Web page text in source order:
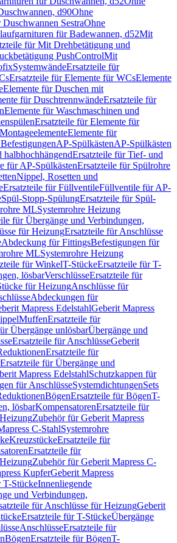
d90Ohne
SestraOhne
für Badewannen, d52Mit
für Mit Drehbetätigung und
PushControlMit
SystemwändeErsatzteile für
Ersatzteile für Elemente für WCsElemente
Elemente für Duschen mit
für DuschtrennwändeErsatzteile für
Elemente für Waschmaschinen und
Ersatzteile für Elemente für
Elemente für
AP-SpülkästenAP-Spülkästen
halbhochhängendErsatzteile für Tief- und
für AP-SpülkästenErsatzteile für Spülrohre
Nippel, Rosetten und
Ersatzteile für FüllventileFüllventile für AP-
Spül-Stopp-SpülungErsatzteile für Spül-
MLSystemrohre Heizung
für Übergänge und Verbindungen,
für HeizungErsatzteile für Anschlüsse
Abdeckung für FittingsBefestigungen für
MLSystemrohre Heizung
für WinkelT-StückeErsatzteile für T-
lösbarVerschlüsseErsatzteile für
für HeizungAnschlüsse für
Abdeckungen für
Mapress EdelstahlGeberit Mapress
MuffenErsatzteile für
Übergänge unlösbarÜbergänge und
Ersatzteile für AnschlüsseGeberit
Ersatzteile für
Ersatzteile für Übergänge und
Mapress EdelstahlSchutzkappen für
für AnschlüsseSystemdichtungenSets
BögenErsatzteile für BögenT-
lösbarKompensatorenErsatzteile für
Zubehör für Geberit Mapress
C-StahlSystemrohre
KreuzstückeErsatzteile für
Ersatzteile für
Zubehör für Geberit Mapress C-
KupferGeberit Mapress
T-StückeInnenliegende
und Verbindungen,
für Anschlüsse für HeizungGeberit
Ersatzteile für T-StückeÜbergänge
AnschlüsseErsatzteile für
BögenErsatzteile für BögenT-